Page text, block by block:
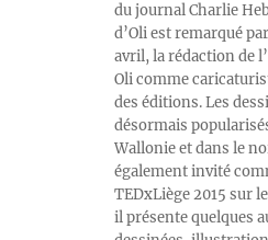
du journal Charlie
d’Oli est remarqué
avril, la rédaction de
Oli comme
des éditions. Les
désormais
Wallonie et dans le
également invité
TEDxLiège 2015 sur
il présente quelques